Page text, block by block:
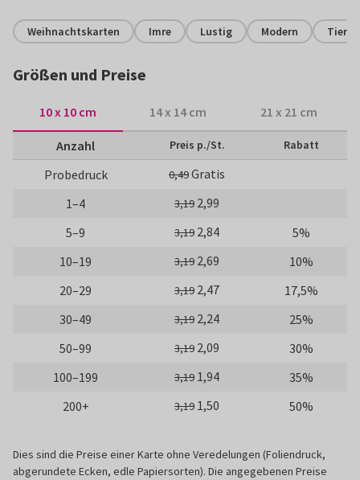
Weihnachtskarten Imre Lustig Modern Tiere
Größen und Preise
10 x 10 cm 14 x 14 cm 21 x 21 cm
Anzahl Preis p./St. Rabatt
Probedruck 0,49Gratis
1–4
3,19 2,99
5–9
3,19 2,84
5%
10–19
3,19 2,69
10%
20–29
3,19 2,47
17,5%
30–49
3,19 2,24
25%
50–99
3,19 2,09
30%
100–199
3,19 1,94
35%
200+
3,19 1,50 50%
Dies sind die Preise einer Karte ohne Veredelungen (Foliendruck,
abgerundete Ecken, edle Papiersorten). Die angegebenen Preise